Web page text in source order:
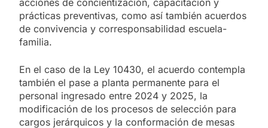
acciones de concientización, capacitación y
prácticas preventivas, como así también acuerdos
de convivencia y corresponsabilidad escuela-
familia.
En el caso de la Ley 10430, el acuerdo contempla
también el pase a planta permanente para el
personal ingresado entre 2024 y 2025, la
modificación de los procesos de selección para
cargos jerárquicos y la conformación de mesas